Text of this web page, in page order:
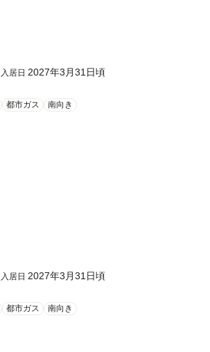
入居日 2027年3月31日頃
都市ガス 南向き
入居日 2027年3月31日頃
都市ガス 南向き